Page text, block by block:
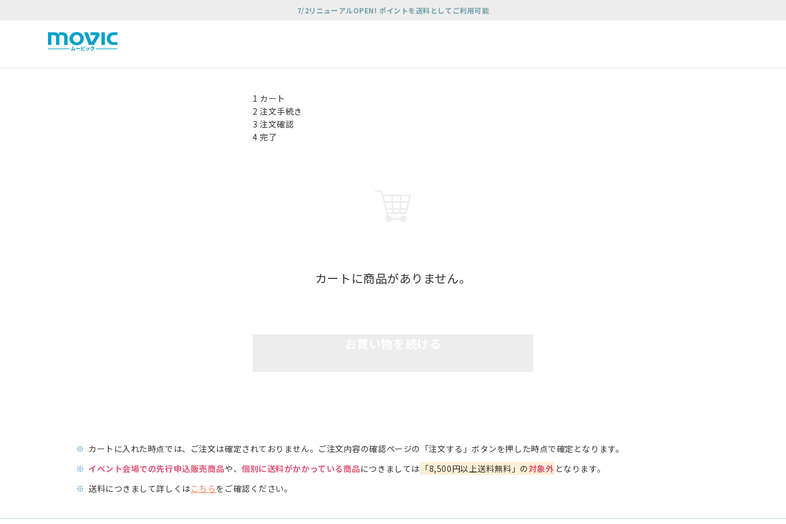
7/2リニューアルOPEN! ポイントを送料としてご利用可能
1 カート
2 注文手続き
3 注文確認
4 完了
カートに商品がありません。
※ カートに入れた時点では、ご注文は確定されておりません。ご注文内容の確認ページの「注文する」ボタンを押した時点で確定となります。
※ イベント会場での先行申込販売商品や、個別に送料がかかっている商品につきましては 「8,500円以上送料無料」の対象外 となります。
※ 送料につきまして詳しくはこちらをご確認ください。